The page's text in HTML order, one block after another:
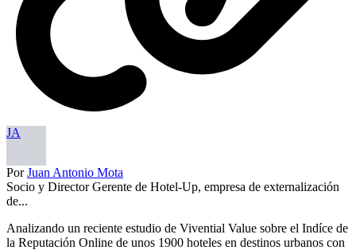
JA
PorJuan Antonio Mota
Socio y Director Gerente de Hotel-Up, empresa de externalización
de...
Analizando un reciente estudio de Vivential Value sobre el Indíce de
la Reputación Online de unos 1900 hoteles en destinos urbanos con